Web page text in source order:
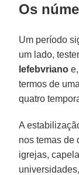
Os
Um período
um lado,
lefebvriano
termos de
quatro
A
nos temas de
igrejas,